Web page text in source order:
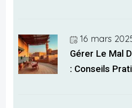
16 mars
Gérer Le Mal
: Conseils